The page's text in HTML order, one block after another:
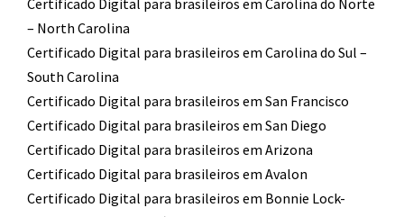
Certificado Digital para brasileiros em Carolina do Norte
– North Carolina
Certificado Digital para brasileiros em Carolina do Sul –
South Carolina
Certificado Digital para brasileiros em San Francisco
Certificado Digital para brasileiros em San Diego
Certificado Digital para brasileiros em Arizona
Certificado Digital para brasileiros em Avalon
Certificado Digital para brasileiros em Bonnie Lock-